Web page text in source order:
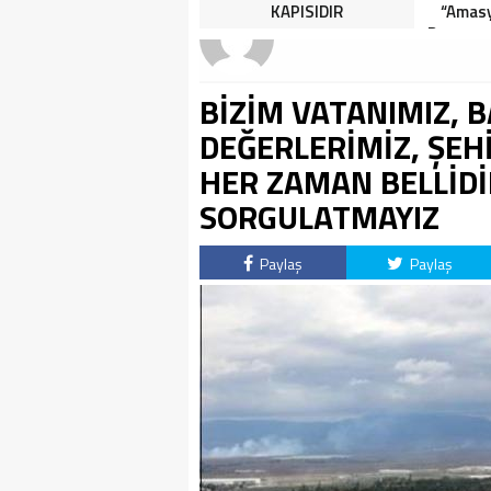
KAPISIDIR
BİZİM VATANIMIZ,
DEĞERLERİMİZ,
HER ZAMAN
SORGULATMAYIZ
Paylaş Paylaş